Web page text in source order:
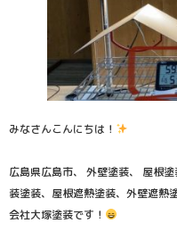
みなさんこんにちは！
広島県広島市、 外壁塗装、 屋根
装塗装、屋根遮熱塗装、外壁遮
会社大塚塗装です！